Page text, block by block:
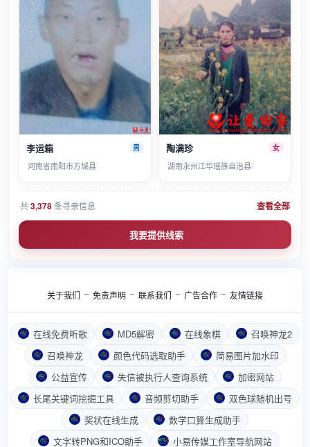
李运箱 男
河南省南阳市方城县
陶满珍 女
湖南永州江华瑶族自治县
共3,378条寻亲信息 查看全部
我要提供线索
关于我们 免责声明 联系我们 广告合作 友情链接
在线免费听歌 MD5解密 在线象棋
召唤神龙2
召唤神龙
颜色代码选取助手
简易图片加水印
公益宣传
失信被执行人查询系统
加密网站
长尾关键词挖掘工具
音频剪切助手
双色球随机出号
奖状在线生成
数学口算生成助手
文字转PNG和ICO助手
小易传媒工作室导航网站